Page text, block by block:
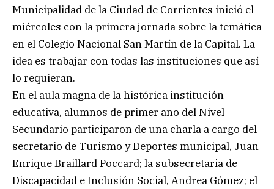
Municipalidad de la Ciudad de Corrientes inició el
miércoles con la primera jornada sobre la temática
en el Colegio Nacional San Martín de la Capital. La
idea es trabajar con todas las instituciones que así
lo requieran.
En el aula magna de la histórica institución
educativa, alumnos de primer año del Nivel
Secundario participaron de una charla a cargo del
secretario de Turismo y Deportes municipal, Juan
Enrique Braillard Poccard; la subsecretaria de
Discapacidad e Inclusión Social, Andrea Gómez; el